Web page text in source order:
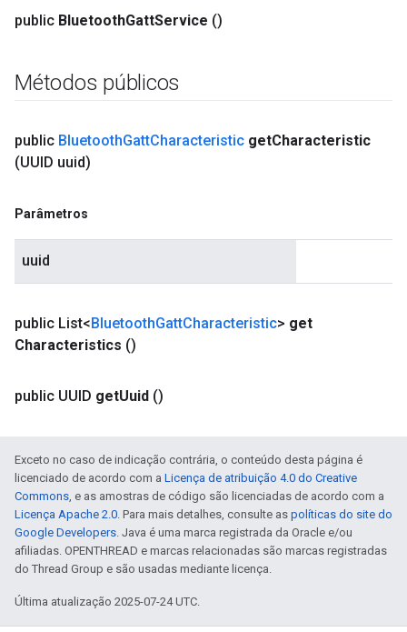
public BluetoothGattService ()
Métodos públicos
public BluetoothGattCharacteristic getCharacteristic
(UUID uuid)
Parâmetros
uuid
public List<BluetoothGattCharacteristic> get
Characteristics ()
public UUID getUuid ()
Exceto no caso de indicação contrária, o conteúdo desta página é
licenciado de acordo com a Licença de atribuição 4.0 do Creative
Commons, e as amostras de código são licenciadas de acordo com a
Licença Apache 2.0. Para mais detalhes, consulte as políticas do site do
Google Developers. Java é uma marca registrada da Oracle e/ou
afiliadas. OPENTHREAD e marcas relacionadas são marcas registradas
do Thread Group e são usadas mediante licença.
Última atualização 2025-07-24 UTC.